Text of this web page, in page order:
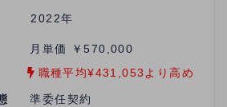
2022年
月単価 ￥570,000
職種平均¥431,053より高め
準委任契約